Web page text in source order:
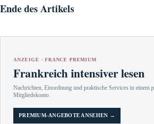
Ende des Artikels
ANZEIGE · FRANCE PREMIUM
Frankreich intensiver lesen
Nachrichten, Einordnung und praktische Services in einem
Mitgliedskonto.
PREMIUM-ANGEBOTE ANSEHEN →